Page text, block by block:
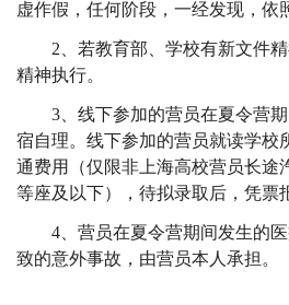
虚作假，任何阶段，一经发现，依
2 、若教育部、学校有新文件
精神执行。
3 、线下参加的营员在夏令营
宿自理。线下参加的营员就读学校
通费用（仅限非上海高校营员长途
等座及以下），待拟录取后，凭票
4 、营员在夏令营期间发生的
致的意外事故，由营员本人承担。